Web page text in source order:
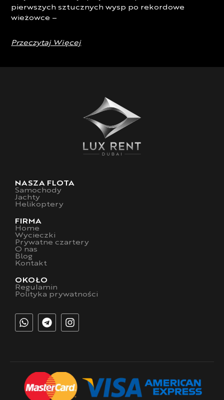
pierwszych sztucznych wysp po rekordowe
wieżowce –
Przeczytaj Więcej
NASZA FLOTA
Samochody
Jachty
Helikoptery
FIRMA
Home
Wycieczki
Prywatne czartery
O nas
Blog
Kontakt
OKOŁO
Regulamin
Polityka prywatności